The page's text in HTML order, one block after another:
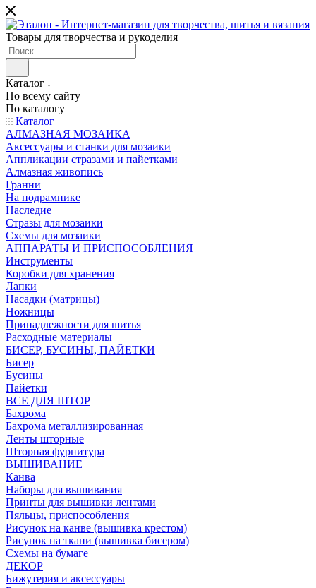
Товары для творчества и рукоделия
Каталог
По всему сайту
По каталогу
Каталог
АЛМАЗНАЯ МОЗАИКА
Аксессуары и станки для мозаики
Аппликации стразами и пайетками
Алмазная живопись
Гранни
На подрамнике
Наследие
Стразы для мозаики
Схемы для мозаики
АППАРАТЫ И ПРИСПОСОБЛЕНИЯ
Инструменты
Коробки для хранения
Лапки
Насадки (матрицы)
Ножницы
Принадлежности для шитья
Расходные материалы
БИСЕР, БУСИНЫ, ПАЙЕТКИ
Бисер
Бусины
Пайетки
ВСЕ ДЛЯ ШТОР
Бахрома
Бахрома металлизированная
Ленты шторные
Шторная фурнитура
ВЫШИВАНИЕ
Канва
Наборы для вышивания
Принты для вышивки лентами
Пяльцы, приспособления
Рисунок на канве (вышивка крестом)
Рисунок на ткани (вышивка бисером)
Схемы на бумаге
ДЕКОР
Бижутерия и аксессуары